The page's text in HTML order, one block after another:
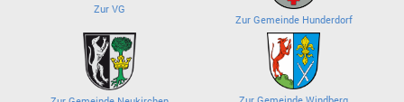
Zur VG
Zur Gemeinde Hunderdorf